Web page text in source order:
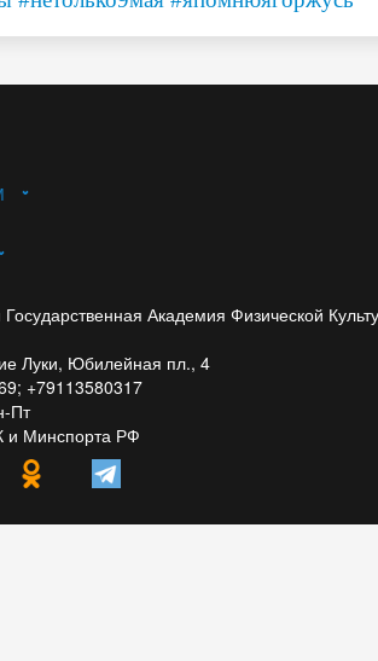
Академия Физической
Луки, Юбилейная пл., 4
+79113580317
Пт
и Минспорта РФ